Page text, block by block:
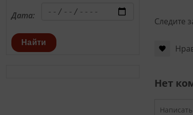
Дата:
Найти
Следите
Нет